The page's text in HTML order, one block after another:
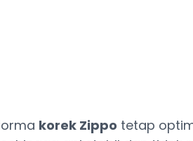
korek Zippo tetap